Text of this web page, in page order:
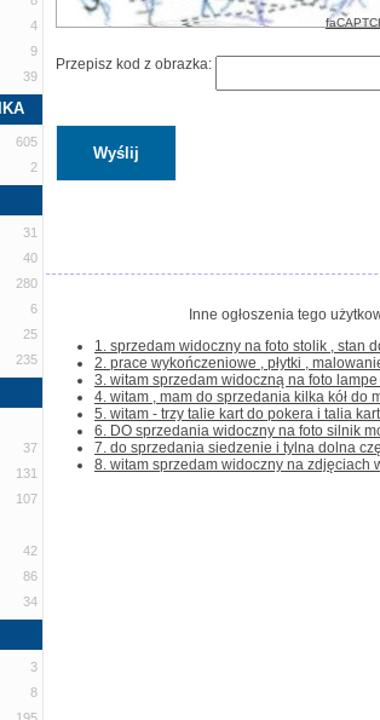
4
9
39
605
2
31
40
280
6
25
235
37
131
107
42
86
34
3
8
Przepisz kod z obrazka:
Inne ogłoszenia tego
1. sprzedam widoczny na foto stolik , stan
2. prace wykończeniowe , płytki ,
3. witam sprzedam widoczną na foto
4. witam , mam do sprzedania kilka kół do
5. witam - trzy talie kart do pokera i talia
6. DO sprzedania widoczny na foto silnik
7. do sprzedania siedzenie i tylna dolna
8. witam sprzedam widoczny na zdjęciach